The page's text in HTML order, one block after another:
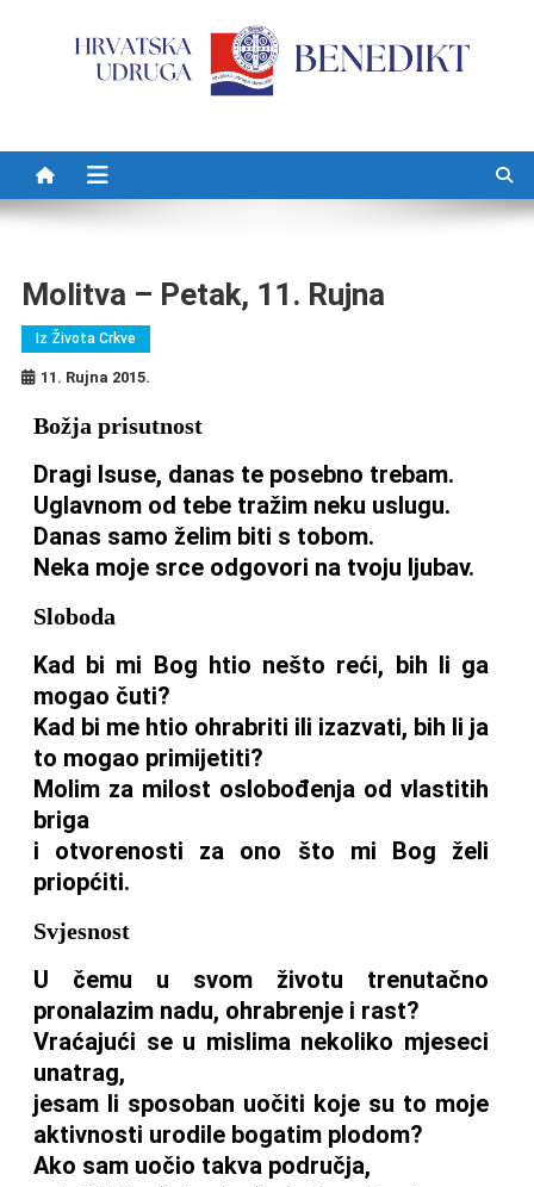
Molitva – Petak, 11. Rujna
Iz Života Crkve
11. Rujna 2015.
Božja prisutnost
Dragi Isuse, danas te posebno trebam.
Uglavnom od tebe tražim neku uslugu.
Danas samo želim biti s tobom.
Neka moje srce odgovori na tvoju ljubav.
Sloboda
Kad bi mi Bog htio nešto reći, bih li ga
mogao čuti?
Kad bi me htio ohrabriti ili izazvati, bih li ja
to mogao primijetiti?
Molim za milost oslobođenja od vlastitih
briga
i otvorenosti za ono što mi Bog želi
priopćiti.
Svjesnost
U čemu u svom životu trenutačno
pronalazim nadu, ohrabrenje i rast?
Vraćajući se u mislima nekoliko mjeseci
unatrag,
jesam li sposoban uočiti koje su to moje
aktivnosti urodile bogatim plodom?
Ako sam uočio takva područja,